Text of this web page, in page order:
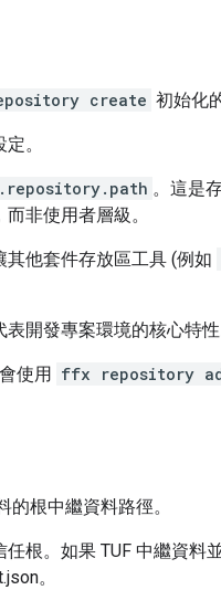
create 初始化
。
。這是
非使用者層級。
他套件存放區工具 (例如
開發專案環境的核心特性
使用 ffx repository
的根中繼資料路徑。
根。如果 TUF 中繼資料
。